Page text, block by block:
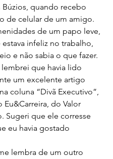
Búzios, quando recebo
de celular de um amigo.
de um papo leve,
infeliz no trabalho,
e não sabia o que fazer.
lembrei que havia lido
um excelente artigo
coluna “Divã Executivo”,
Eu&Carreira, do Valor
Sugeri que ele corresse
eu havia gostado
lembra de um outro